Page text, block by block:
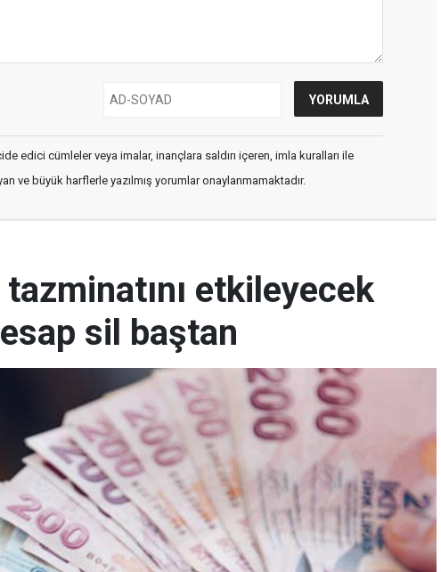
edici cümleler veya imalar, inançlara saldırı içeren, imla kuralları ile
ve büyük harflerle yazılmış yorumlar onaylanmamaktadır.
tazminatını etkileyecek
sil baştan